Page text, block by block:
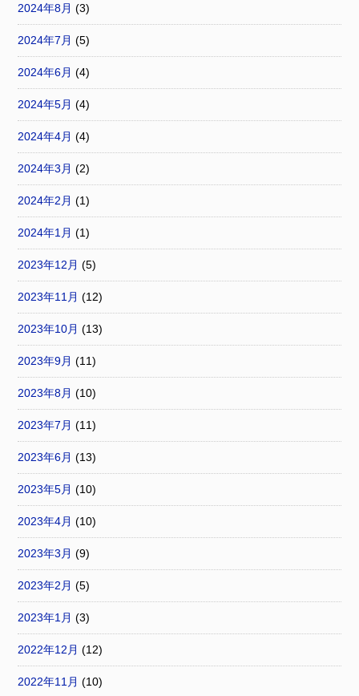
2024年8月 (3)
2024年7月 (5)
2024年6月 (4)
2024年5月 (4)
2024年4月 (4)
2024年3月 (2)
2024年2月 (1)
2024年1月 (1)
2023年12月 (5)
2023年11月 (12)
2023年10月 (13)
2023年9月 (11)
2023年8月 (10)
2023年7月 (11)
2023年6月 (13)
2023年5月 (10)
2023年4月 (10)
2023年3月 (9)
2023年2月 (5)
2023年1月 (3)
2022年12月 (12)
2022年11月 (10)